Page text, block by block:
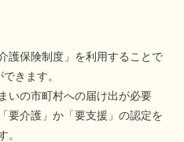
護保険制度」を利用することで
きます。
いの市町村への届け出が必要
要介護」か「要支援」の認定を
。